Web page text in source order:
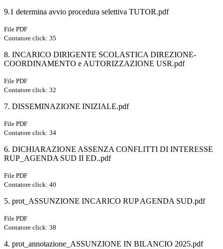
9.1 determina avvio procedura selettiva TUTOR.pdf
File PDF
Contatore click: 35
8. INCARICO DIRIGENTE SCOLASTICA DIREZIONE-
COORDINAMENTO e AUTORIZZAZIONE USR.pdf
File PDF
Contatore click: 32
7. DISSEMINAZIONE INIZIALE.pdf
File PDF
Contatore click: 34
6. DICHIARAZIONE ASSENZA CONFLITTI DI INTERESSE
RUP_AGENDA SUD II ED..pdf
File PDF
Contatore click: 40
5. prot_ASSUNZIONE INCARICO RUP AGENDA SUD.pdf
File PDF
Contatore click: 38
4. prot_annotazione_ASSUNZIONE IN BILANCIO 2025.pdf